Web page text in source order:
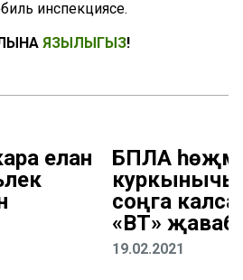
инспекциясе.
ЯЗЫЛЫГЫЗ!
елан
БПЛА
куркынычы
соңга
«ВТ»
19.02.2021